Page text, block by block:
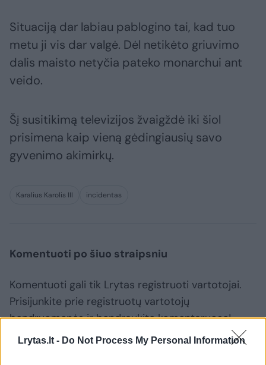
Lrytas.lt - Do Not Process My Personal Information
Situaciją dar labiau pablogino tai, kad tuo
metu ji vis dar valgė. Dėl netikėto griuvimo
dalis maisto netyčia pateko monarchui ant
veido.
Šį susitikimą televizijos žvaigždė iki šiol
prisimena kaip vieną gėdingiausių savo
gyvenimo akimirkų.
Karalius Karolis III incidentas
Komentuoti po šiuo straipsniu
Komentuoti gali tik Lrytas registruoti vartotojai.
Prisijunkite prie registruotų vartotojų
bendruomenės ir bendraukite komentaruose!